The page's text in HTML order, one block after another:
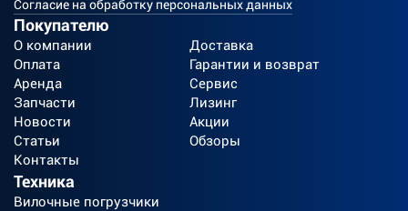
Согласие на обработку персональных данных
Покупателю
О компании
Доставка
Оплата
Гарантии и возврат
Аренда
Сервис
Запчасти
Лизинг
Новости
Акции
Статьи
Обзоры
Контакты
Техника
Вилочные погрузчики